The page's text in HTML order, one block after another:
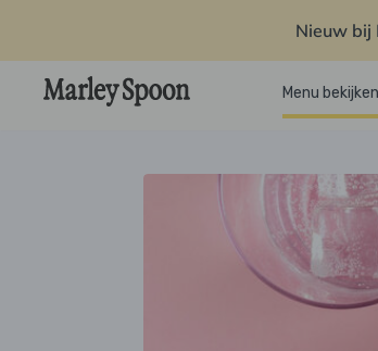
Nieuw bij
Menu bekijken